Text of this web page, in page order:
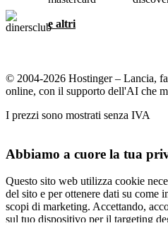
e altri
© 2004-2026 Hostinger – Lancia,
online, con il supporto dell'AI che
I prezzi sono mostrati senza IVA
Abbiamo a cuore la tua
Questo sito web utilizza cookie
del sito e per ottenere dati su come
scopi di marketing. Accettando,
sul tuo dispositivo per il targeting